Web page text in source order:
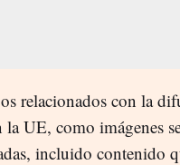
relacionados con la
UE, como imágenes
incluido contenido